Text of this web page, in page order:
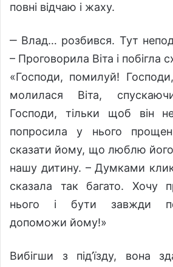
повні відчаю і жаху.
‒ Влад… розбився. Тут
– Проговорила Віта і побігла
«Господи, помилуй!
молилася Віта,
Господи, тільки щоб він
попросила у нього
сказати йому, що люблю
нашу дитину. – Думками
сказала так багато. Хочу
нього і бути завжди
допоможи йому!»
Вибігши з під’їзду, вона